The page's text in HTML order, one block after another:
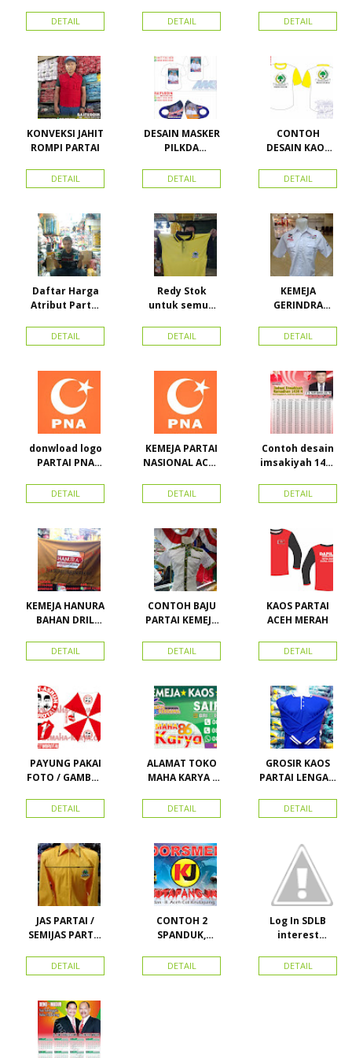
DETAIL DETAIL
ACEH
DETAIL
KONVEKSI JAHIT
ROMPI PARTAI
DETAIL
DESAIN MASKER
PILKDA
Calon Bupati &
Wakil Bupati
Kepulauan
DETAIL
CONTOH
DESAIN KAOS
BAHAN PE
DOUBLE
DETAIL
Daftar Harga
Atribut Partai
Toko Maha
Karya Online
Proyek Senen
Jakarta Pusat
DETAIL
Redy Stok
untuk semua
Kerah Bahan PE
Dobel Rp.
DETAIL
KEMEJA
GERINDRA
BORDIR DAN
TOPI BAHAN
DETAIL
donwload logo
PARTAI PNA
nasional aceh)
Vector
DETAIL
KEMEJA PARTAI
NASIONAL ACEH
PKPI, dan
Kemeja
DETAIL
Contoh desain
imsakiyah 1434
cetak
imsakiyah di
Karya Online
Advertising
Pasar Senen
DETAIL
KEMEJA HANURA
BAHAN DRIL
HANURA
DETAIL
CONTOH BAJU
PARTAI KEMEJA
SEMUA ATRIBUT
PARTAI
DETAIL
KAOS PARTAI
ACEH MERAH
DETAIL
PAYUNG PAKAI
FOTO / GAMBAR
KAMPANYE,
PARTAI DAN
DETAIL
ALAMAT TOKO
MAHA KARYA /
PERDANA 411
DETAIL
GROSIR KAOS
PARTAI LENGAN
MURAH
LACOSTE SEMUA
STOK
DETAIL
JAS PARTAI /
SEMIJAS PARTAI
DETAIL
CONTOH 2
SPANDUK,
KARTU NAMA
DETAIL
Log In SDLB
interest
DETAIL